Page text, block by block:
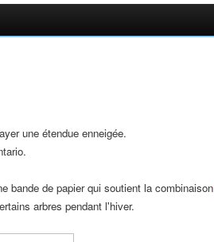
une étendue enneigée.
bande de papier qui soutient la combinaison
arbres pendant l'hiver.